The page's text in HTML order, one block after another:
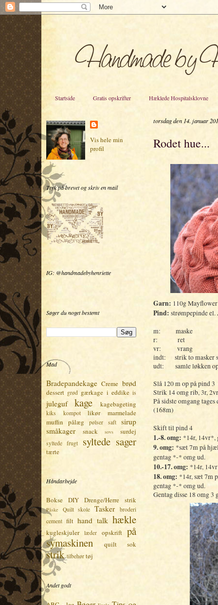
Startside Gratis opskrifter Hæklede Hospitalsklovne
torsdag den 14. januar
Rodet hue...
Garn: 110g Mayflower
Pind: strømpepinde
m:
maske
r:
ret
vr:
vrang
indt:
strik to masker
udt:
samle løkken
Slå 120 m op på pind 3
Strik 14 omg rib, 3r, 2vr
På sidste omgang
(168m)
Skift til pind 4
1.-8. omg: *14r, 14vr*,
9. omg: *sæt 7m på
gentag *-* omg ud.
10.-17. omg: *14r,
18. omg: *14r, sæt 7m
gentag *-* omg ud.
Gentag disse 18 omg 3
Vis hele min
profil
Tryk på brevet og skriv en mail
IG: @handmadebyhenriette
Søger du noget bestemt
Mad
Bradepandekage Creme brød
dessert grød gærkage i eddike is
juleguf kage kagebageting
kiks kompot likør
marmelade
muffin
pålæg pølser saft
sirup
småkager
snack sovs surdej
syltede frugt syltede sager
tærte
Håndarbejde
Bokse DIY Drenge/Herre strik
Påske Quilt skole Tasker
broderi
cement filt hand talk hækle
kugleskjuler læder opskrift på
symaskinen
quilt sok
strik tilbehør tøj
Andet godt